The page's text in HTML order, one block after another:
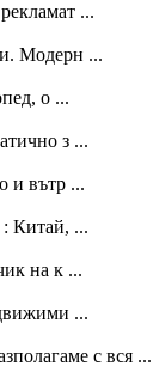
...
Модерн ...
о ...
з ...
и вътр ...
: Китай, ...
на к ...
...
с вся ...